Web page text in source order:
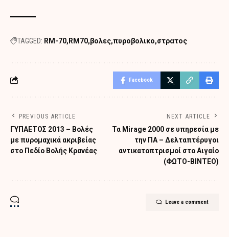
TAGGED: RM-70 RM70 βολες πυροβολικο στρατος
Facebook
PREVIOUS ARTICLE
ΓΥΠΑΕΤΟΣ 2013 – Βολές
με πυρομαχικά ακριβείας
στο Πεδίο Βολής Κρανέας
NEXT ARTICLE
Τα Mirage 2000 σε υπηρεσία με
την ΠΑ – Δελταπτέρυγοι
αντικατοπτρισμοί στο Αιγαίο
(ΦΩΤΟ-ΒΙΝΤΕΟ)
Leave a comment